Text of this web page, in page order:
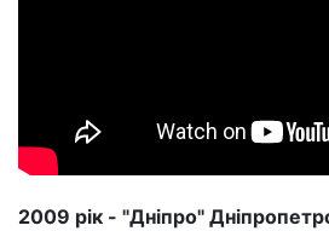
2009 рік - "Дніпро"